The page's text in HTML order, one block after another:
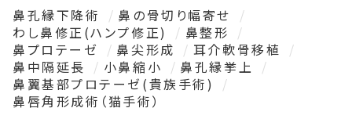
鼻孔縁下降術
鼻の骨切り幅寄せ
わし鼻修正(ハンプ修正)
鼻整形
鼻プロテーゼ
鼻尖形成
耳介軟骨移植
鼻中隔延長
小鼻縮小
鼻孔縁挙上
鼻翼基部プロテーゼ(貴族手術)
鼻唇角形成術（猫手術）